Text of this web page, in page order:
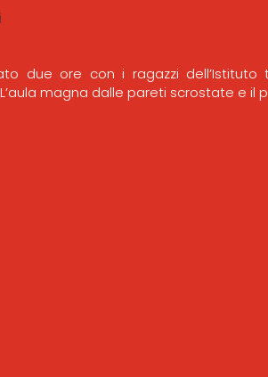
due ore con i ragazzi dell’Istituto
magna dalle pareti scrostate e il